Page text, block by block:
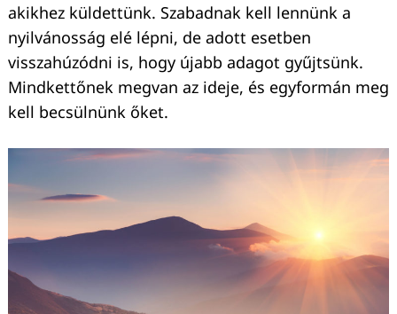
akikhez küldettünk. Szabadnak kell lennünk a
nyilvánosság elé lépni, de adott esetben
visszahúzódni is, hogy újabb adagot gyűjtsünk.
Mindkettőnek megvan az ideje, és egyformán meg
kell becsülnünk őket.